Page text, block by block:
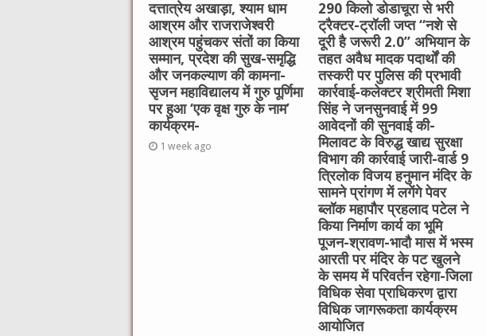
दत्तात्रेय अखाड़ा, श्याम धाम
आश्रम और राजराजेश्वरी
आश्रम पहुंचकर संतों का किया
सम्मान, प्रदेश की सुख-समृद्धि
और जनकल्याण की कामना-
सृजन महाविद्यालय में गुरु पूर्णिमा
पर हुआ ‘एक वृक्ष गुरु के नाम’
कार्यक्रम-
1 week ago
290 किलो डोडाचूरा से भरी
ट्रैक्टर-ट्रॉली जप्त “नशे से
दूरी है जरूरी 2.0” अभियान के
तहत अवैध मादक पदार्थों की
तस्करी पर पुलिस की प्रभावी
कार्रवाई-कलेक्टर श्रीमती मिशा
सिंह ने जनसुनवाई में 99
आवेदनों की सुनवाई की-
मिलावट के विरुद्ध खाद्य सुरक्षा
विभाग की कार्रवाई जारी-वार्ड 9
त्रिलोक विजय हनुमान मंदिर के
सामने प्रांगण में लगेंगे पेवर
ब्लॉक महापौर प्रहलाद पटेल ने
किया निर्माण कार्य का भूमि
पूजन-श्रावण-भादौ मास में भस्म
आरती पर मंदिर के पट खुलने
के समय में परिवर्तन रहेगा-जिला
विधिक सेवा प्राधिकरण द्वारा
विधिक जागरूकता कार्यक्रम
आयोजित